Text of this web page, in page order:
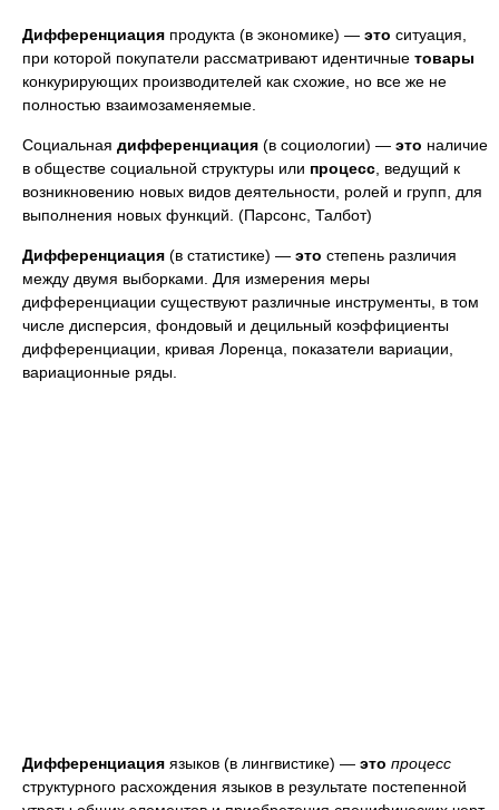
Дифференциация продукта (в экономике) — это ситуация,
при которой покупатели рассматривают идентичные товары
конкурирующих производителей как схожие, но все же не
полностью взаимозаменяемые.
Социальная дифференциация (в социологии) — это наличие
в обществе социальной структуры или процесс , ведущий к
возникновению новых видов деятельности, ролей и групп, для
выполнения новых функций. (Парсонс, Талбот)
Дифференциация (в статистике) — это степень различия
между двумя выборками. Для измерения меры
дифференциации существуют различные инструменты, в том
числе дисперсия, фондовый и децильный коэффициенты
дифференциации, кривая Лоренца, показатели вариации,
вариационные ряды.
Дифференциация языков (в лингвистике) — это процесс
структурного расхождения языков в результате постепенной